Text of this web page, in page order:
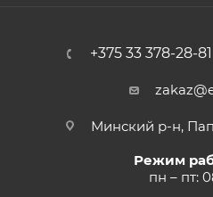
+375 33 378-28-81
Минский р-н,
Режим
пн – пт: